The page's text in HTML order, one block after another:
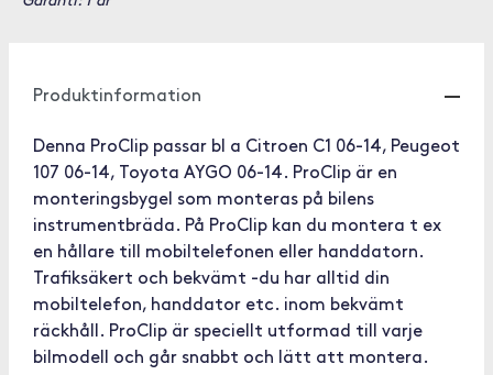
Produktinformation
Denna ProClip passar bl a Citroen C1 06-14, Peugeot
107 06-14, Toyota AYGO 06-14. ProClip är en
monteringsbygel som monteras på bilens
instrumentbräda. På ProClip kan du montera t ex
en hållare till mobiltelefonen eller handdatorn.
Trafiksäkert och bekvämt -du har alltid din
mobiltelefon, handdator etc. inom bekvämt
räckhåll. ProClip är speciellt utformad till varje
bilmodell och går snabbt och lätt att montera.